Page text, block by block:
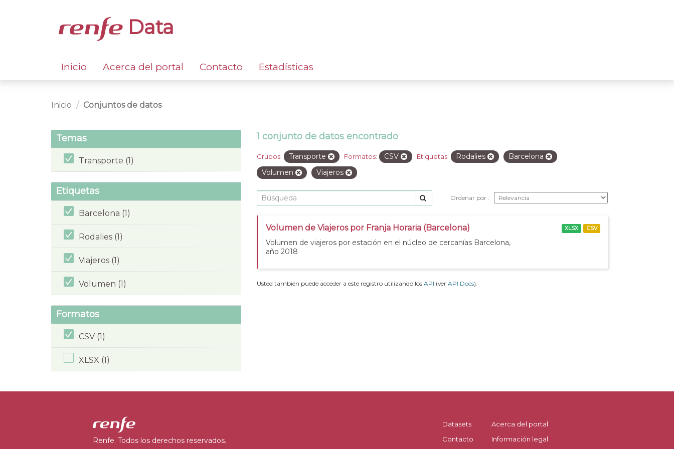
Data
Inicio Acerca del portal Contacto Estadísticas
Inicio Conjuntos de datos
Temas
Transporte (1)
Etiquetas
Barcelona (1)
Rodalies (1)
Viajeros (1)
Volumen (1)
Formatos
CSV (1)
XLSX (1)
1 conjunto de datos encontrado
Grupos: Transporte Formatos: CSV Etiquetas: Rodalies
Barcelona
Volumen
Viajeros
Ordenar por
Volumen de Viajeros por Franja Horaria (Barcelona)
Volumen de viajeros por estación en el núcleo de cercanías Barcelona,
año 2018
XLSX CSV
Usted también puede acceder a este registro utilizando los API (ver API Docs).
Renfe. Todos los derechos reservados.
Datasets
Contacto
Acerca del portal
Información legal